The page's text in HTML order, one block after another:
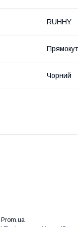
RUHHY
Чорний
Prom.ua